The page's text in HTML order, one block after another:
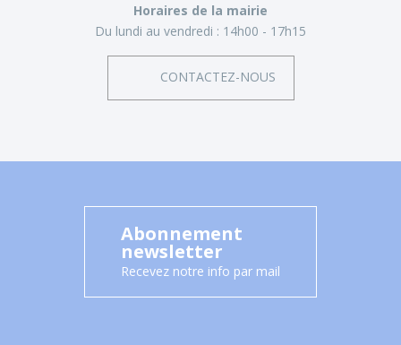
Horaires de la mairie
Du lundi au vendredi : 14h00 - 17h15
CONTACTEZ-NOUS
Abonnement
newsletter
Recevez notre info par mail